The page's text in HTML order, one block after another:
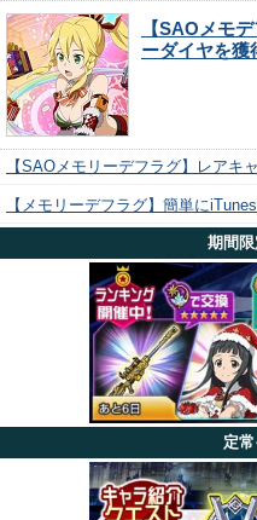
【SAOメモ
ーダイヤを獲
【SAOメモリーデフラグ】レア
【メモリーデフラグ】簡単に
期間
定